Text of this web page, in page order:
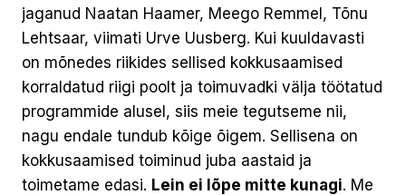
jaganud Naatan Haamer, Meego Remmel, Tõnu
Lehtsaar, viimati Urve Uusberg. Kui kuuldavasti
on mõnedes riikides sellised kokkusaamised
korraldatud riigi poolt ja toimuvadki välja töötatud
programmide alusel, siis meie tegutseme nii,
nagu endale tundub kõige õigem. Sellisena on
kokkusaamised toiminud juba aastaid ja
toimetame edasi. Lein ei lõpe mitte kunagi. Me